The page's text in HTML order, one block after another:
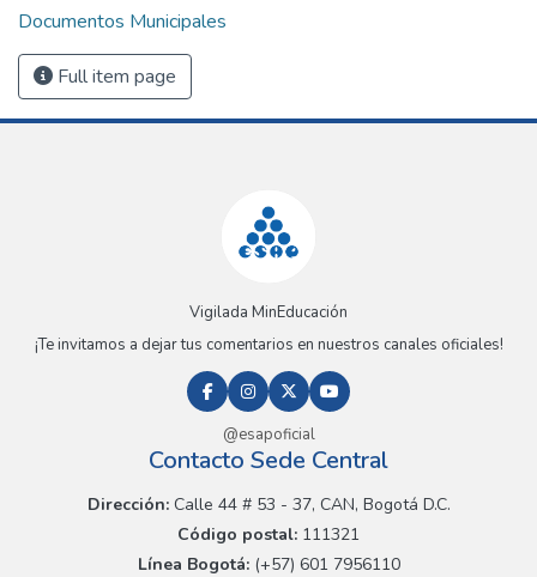
Documentos Municipales
Full item page
Vigilada MinEducación
¡Te invitamos a dejar tus comentarios en nuestros canales oficiales!
@esapoficial
Contacto Sede Central
Dirección:Calle 44 # 53 - 37, CAN, Bogotá D.C.
Código postal: 111321
Línea Bogotá:(+57) 601 7956110